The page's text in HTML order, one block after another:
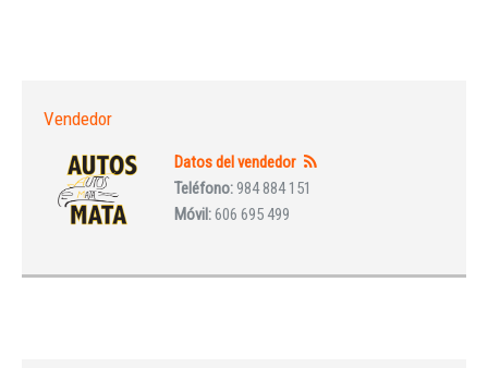
Vendedor
Datos del vendedor
Teléfono:984 884 151
Móvil:606 695 499